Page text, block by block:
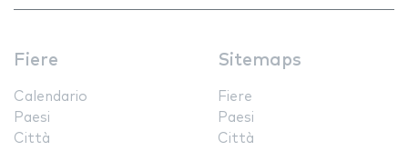
Fiere
Calendario
Paesi
Città
Sitemaps
Fiere
Paesi
Città